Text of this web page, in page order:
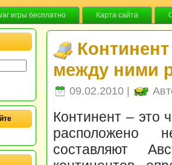
игры бесплатно Карта сайта
между ними
09.02.2010 |
Континент – это
расположено
составляют